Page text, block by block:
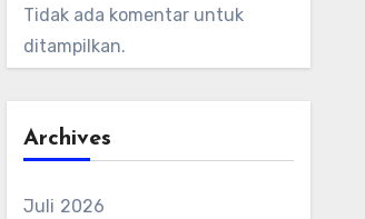
Tidak ada komentar untuk
ditampilkan.
Archives
Juli 2026